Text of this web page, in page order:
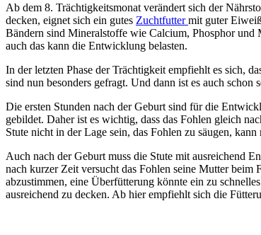
Ab dem 8. Trächtigkeitsmonat verändert sich der
decken, eignet sich ein gutes Zuchtfuttermit guter
Bändern sind Mineralstoffe wie Calcium, Phosphor
auch das kann die Entwicklung belasten.
In der letzten Phase der Trächtigkeit empfiehlt es sich,
sind nun besonders gefragt. Und dann ist es auch
Die ersten Stunden nach der Geburt sind für die
gebildet. Daher ist es wichtig, dass das Fohlen gleich
Stute nicht in der Lage sein, das Fohlen zu säugen, kann
Auch nach der Geburt muss die Stute mit ausreichend
nach kurzer Zeit versucht das Fohlen seine Mutter beim
abzustimmen, eine Überfütterung könnte ein zu
ausreichend zu decken. Ab hier empfiehlt sich die